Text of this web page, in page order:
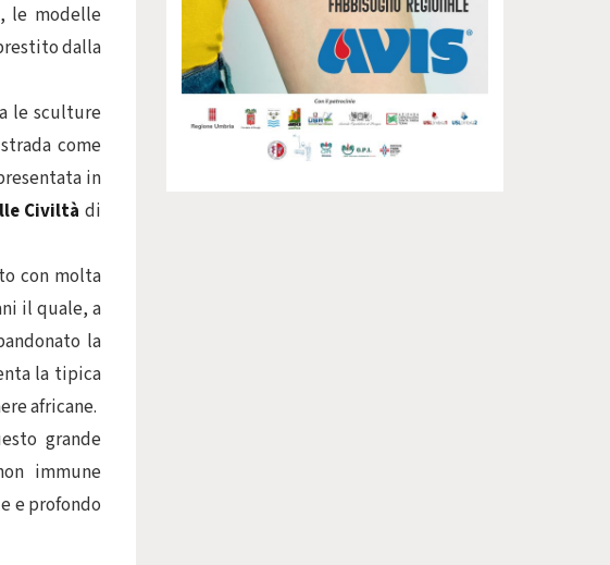
le modelle
dalla
le sculture
come
in
Civiltà di
con molta
il quale, a
la
la tipica
africane.
grande
immune
e profondo